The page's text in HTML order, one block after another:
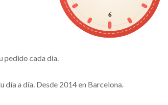
6
pedido cada día.
día a día. Desde 2014 en Barcelona.